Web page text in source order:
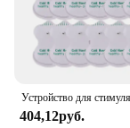
404,12руб.